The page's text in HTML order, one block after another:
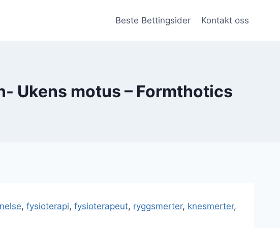
Beste Bettingsider Kontakt oss
Ukens motus – Formthotics
, fysioterapi, fysioterapeut, ryggsmerter, knesmerter,